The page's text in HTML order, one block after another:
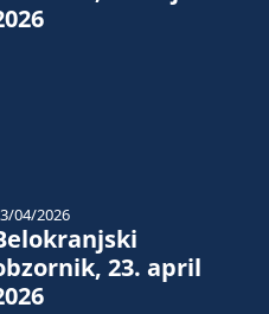
23. april
04/2026